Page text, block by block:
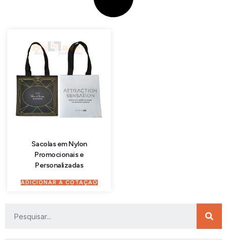
Sacolas em Nylon
Promocionais e
Personalizadas
ADICIONAR À COTAÇÃO